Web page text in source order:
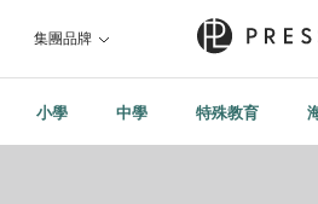
集團品牌
小學 中學 特殊教育